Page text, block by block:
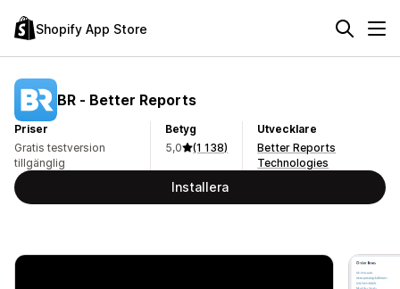
Shopify App Store
BR ‑ Better Reports
Priser
Gratis testversion
tillgänglig
Betyg
5,0
(1 138)
Utvecklare
Better Reports
Technologies
Installera